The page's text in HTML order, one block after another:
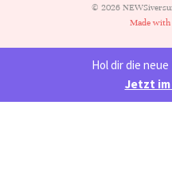
© 2026
Made
Hol dir die neue
Jetzt im